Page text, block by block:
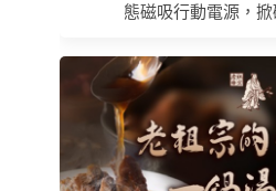
態磁吸行動電源，